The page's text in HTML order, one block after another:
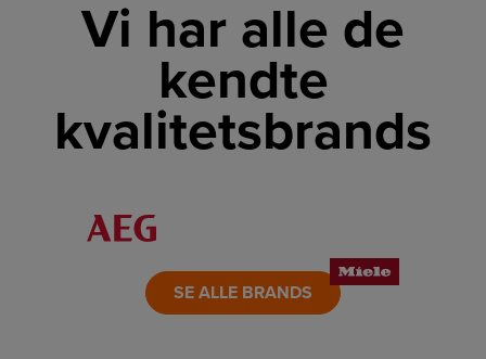
Vi har alle de
kendte
kvalitetsbrands
LINK
SE ALLE BRANDS